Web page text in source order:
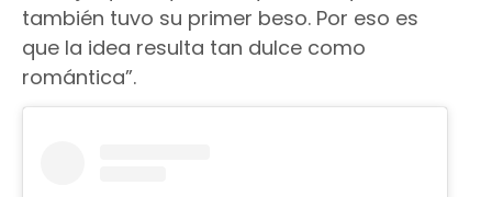
también tuvo su primer beso. Por eso es
que la idea resulta tan dulce como
romántica”.